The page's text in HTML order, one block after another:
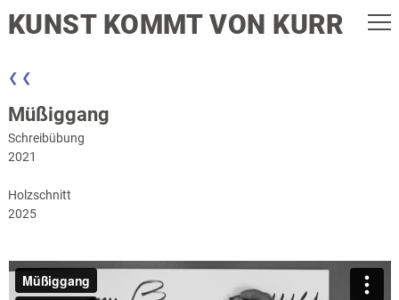
KUNST KOMMT VON KURR
❮ ❮
Müßiggang
Schreibübung
2021
Holzschnitt
2025